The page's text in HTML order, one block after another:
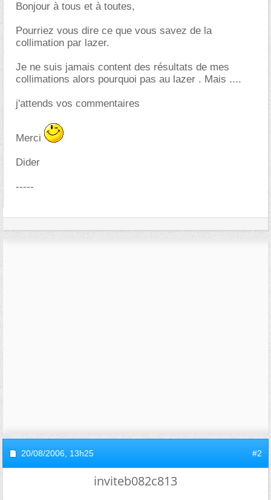
Bonjour à tous et à toutes,
Pourriez vous dire ce que vous savez de la
collimation par lazer.
Je ne suis jamais content des résultats de mes
collimations alors pourquoi pas au lazer . Mais ....
j'attends vos commentaires
Merci
Dider
-----
20/08/2006, 13h25 #2
inviteb082c813